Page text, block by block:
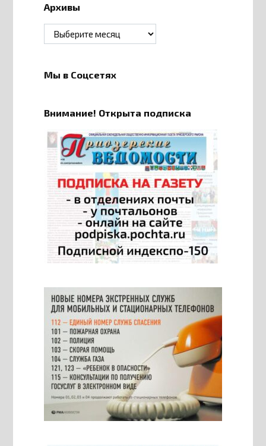
Архивы
Архивы
Мы в Соцсетях
Внимание! Открыта подписка